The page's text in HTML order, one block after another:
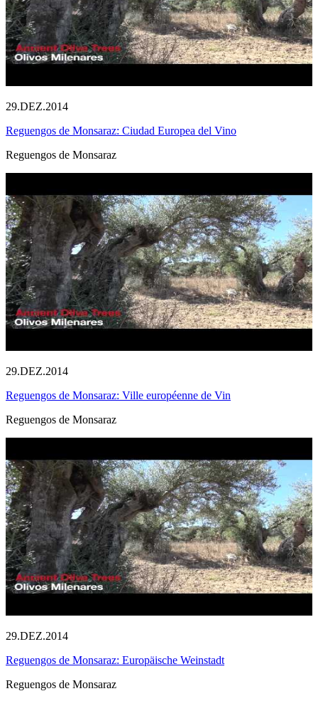
29.DEZ.2014
Reguengos de Monsaraz: Ciudad Europea del Vino
Reguengos de Monsaraz
29.DEZ.2014
Reguengos de Monsaraz: Ville européenne de Vin
Reguengos de Monsaraz
29.DEZ.2014
Reguengos de Monsaraz: Europäische Weinstadt
Reguengos de Monsaraz